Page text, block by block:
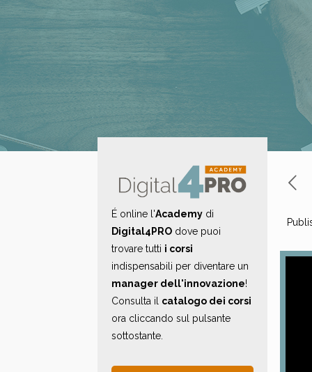
É online l'Academydi
Digital4PROdove puoi
trovare tutti i corsi
indispensabili per diventare un
manager dell'innovazione!
Consulta il catalogo dei corsi
ora cliccando sul pulsante
sottostante.